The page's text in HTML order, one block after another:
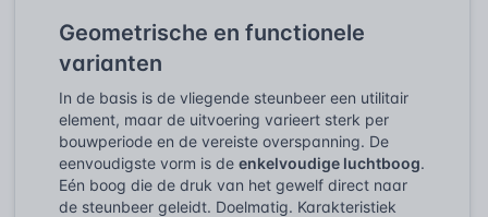
Geometrische en functionele
varianten
In de basis is de vliegende steunbeer een utilitair
element, maar de uitvoering varieert sterk per
bouwperiode en de vereiste overspanning. De
eenvoudigste vorm is de enkelvoudige luchtboog.
Eén boog die de druk van het gewelf direct naar
de steunbeer geleidt. Doelmatig. Karakteristiek